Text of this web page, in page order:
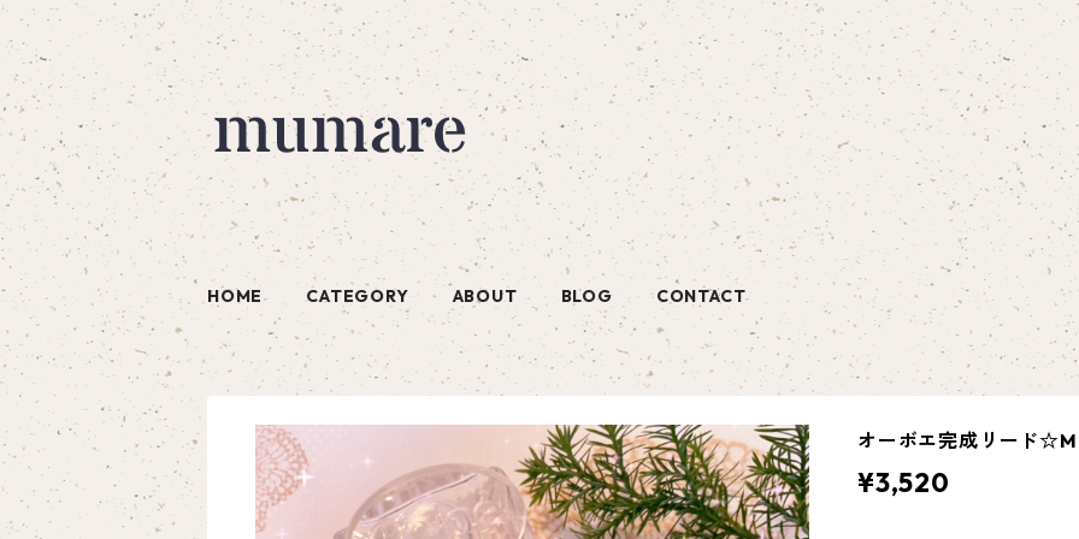
HOME CATEGORY ABOUT BLOG CONTACT
オーボエ完成リード
¥3,520